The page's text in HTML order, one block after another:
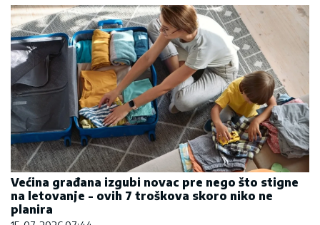
Većina građana izgubi novac pre nego što stigne
na letovanje - ovih 7 troškova skoro niko ne
planira